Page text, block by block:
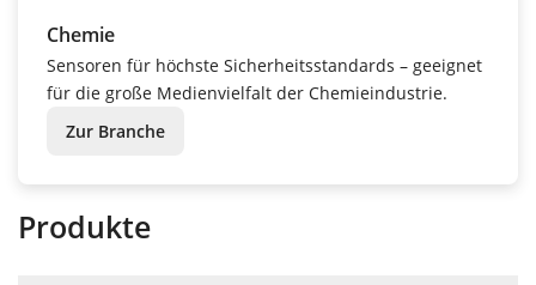
Chemie
Sensoren für höchste Sicherheitsstandards – geeignet
für die große Medienvielfalt der Chemieindustrie.
Zur Branche
Produkte